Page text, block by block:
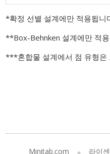
*확정 선별 설계에만 적용됩니
**Box-Behnken 설계에만 적
***혼합물 설계에서 점 유형은
Minitab.com 라이